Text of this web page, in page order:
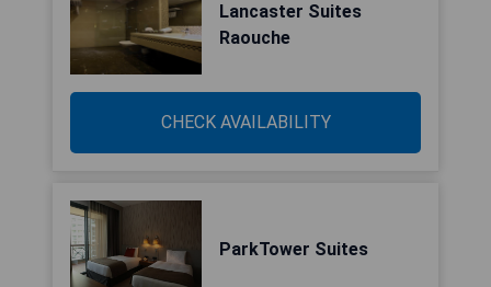
Lancaster Suites
Raouche
CHECK AVAILABILITY
ParkTower Suites